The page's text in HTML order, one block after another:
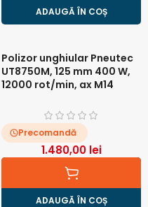
ADAUGĂ ÎN COȘ
Polizor unghiular Pneutec
UT8750M, 125 mm 400 W,
12000 rot/min, ax M14
Precomandă
1.480,00 lei
ADAUGĂ ÎN COȘ